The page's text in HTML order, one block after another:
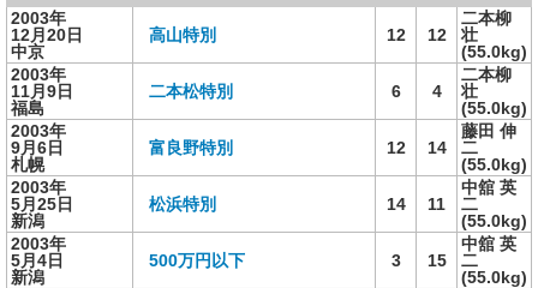
2003年
12月20日
中京
高山特別 12 12
二本柳
壮
(55.0kg)
2003年
11月9日
福島
二本松特別 6 4
二本柳
壮
(55.0kg)
2003年
9月6日
札幌
富良野特別 12 14
藤田 伸
二
(55.0kg)
2003年
5月25日
新潟
松浜特別 14 11
中舘 英
二
(55.0kg)
2003年
5月4日
新潟
500万円以下 3 15
中舘 英
二
(55.0kg)